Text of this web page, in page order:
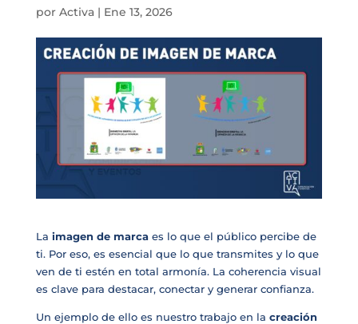
por Activa| Ene 13, 2026
La imagen de marcaes lo que el público percibe de
ti. Por eso, es esencial que lo que transmites y lo que
ven de ti estén en total armonía. La coherencia visual
es clave para destacar, conectar y generar confianza.
Un ejemplo de ello es nuestro trabajo en la creación